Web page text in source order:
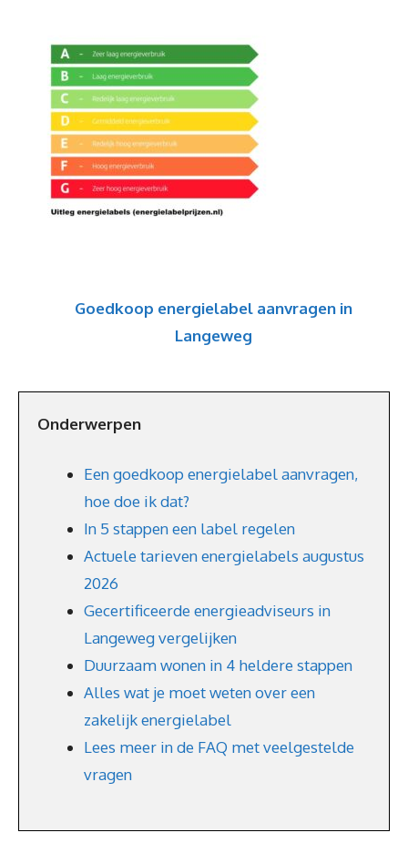
Goedkoop energielabel aanvragen in
Langeweg
Onderwerpen
Een goedkoop energielabel aanvragen,
hoe doe ik dat?
In 5 stappen een label regelen
Actuele tarieven energielabels augustus
2026
Gecertificeerde energieadviseurs in
Langeweg vergelijken
Duurzaam wonen in 4 heldere stappen
Alles wat je moet weten over een
zakelijk energielabel
Lees meer in de FAQ met veelgestelde
vragen